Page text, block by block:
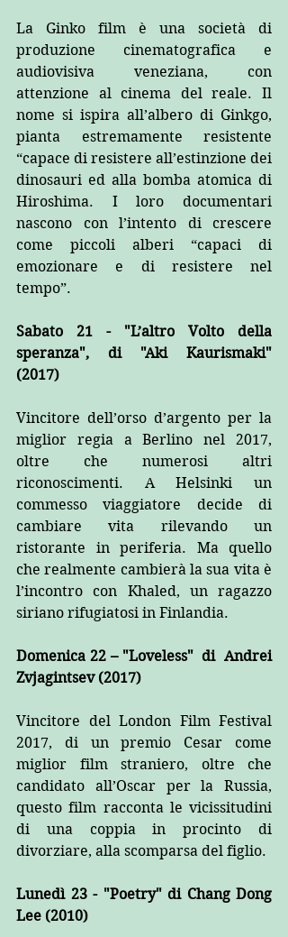
La Ginko film è una società di
produzione cinematografica e
audiovisiva veneziana, con
attenzione al cinema del reale. Il
nome si ispira all’albero di Ginkgo,
pianta estremamente resistente
“capace di resistere all’estinzione dei
dinosauri ed alla bomba atomica di
Hiroshima. I loro documentari
nascono con l’intento di crescere
come piccoli alberi “capaci di
emozionare e di resistere nel
tempo”.
Sabato 21 - "L’altro Volto della
speranza", di "Aki Kaurismaki"
(2017)
Vincitore dell’orso d’argento per la
miglior regia a Berlino nel 2017,
oltre che numerosi altri
riconoscimenti. A Helsinki un
commesso viaggiatore decide di
cambiare vita rilevando un
ristorante in periferia. Ma quello
che realmente cambierà la sua vita è
l’incontro con Khaled, un ragazzo
siriano rifugiatosi in Finlandia.
Domenica 22 – "Loveless"  di  Andrei
Zvjagintsev (2017)
Vincitore del London Film Festival
2017, di un premio Cesar come
miglior film straniero, oltre che
candidato all’Oscar per la Russia,
questo film racconta le vicissitudini
di una coppia in procinto di
Lunedì 23 - "Poetry" di Chang Dong
Lee (2010)